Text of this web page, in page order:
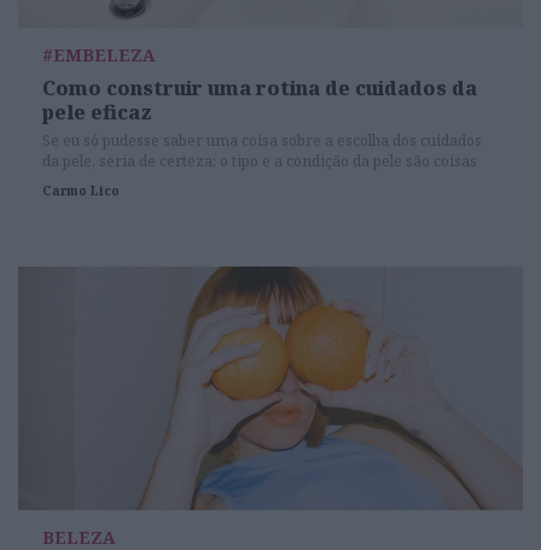
#EMBELEZA
Como construir uma rotina de cuidados da
pele eficaz
Se eu só pudesse saber uma coisa sobre a escolha dos cuidados
da pele, seria de certeza: o tipo e a condição da pele são coisas
diferentes. Esta é a melhor premissa a ter em mente ao escolher
os produtos que usa diariamente
Carmo Lico
BELEZA